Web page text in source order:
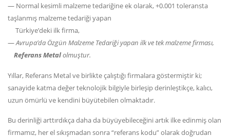
— Normal kesimli malzeme tedariğine ek olarak, +0.001 toleransta
taşlanmış malzeme tedariği yapan
Türkiye’deki ilk firma,
—Avrupa’da Özgün Malzeme Tedariği yapan ilk ve tek malzeme firması,
Referans Metalolmuştur.
Yıllar, Referans Metal ve birlikte çalıştığı firmalara göstermiştir ki;
sanayide katma değer teknolojik bilgiyle birleşip derinleştikçe, kalıcı,
uzun ömürlü ve kendini büyütebilen olmaktadır.
Bu derinliği arttırdıkça daha da büyüyebileceğini artık ilke edinmiş olan
firmamız, her el sıkışmadan sonra “referans kodu” olarak doğrudan